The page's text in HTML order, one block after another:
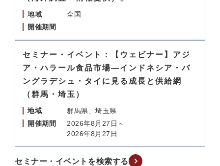
地域
全国
開催期間
セミナー・イベント：【ウェビナー】アジ
ア・ハラール食品市場―インドネシア・バ
ングラデシュ・タイに見る成長と供給網
（群馬・埼玉）
地域
群馬県、埼玉県
開催期間
2026年8月27日～
2026年8月27日
セミナー・イベントを検索する